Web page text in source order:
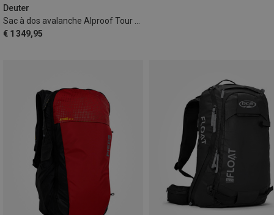
Deuter
Sac à dos avalanche Alproof Tour 36+5 SL
€ 1 349,95